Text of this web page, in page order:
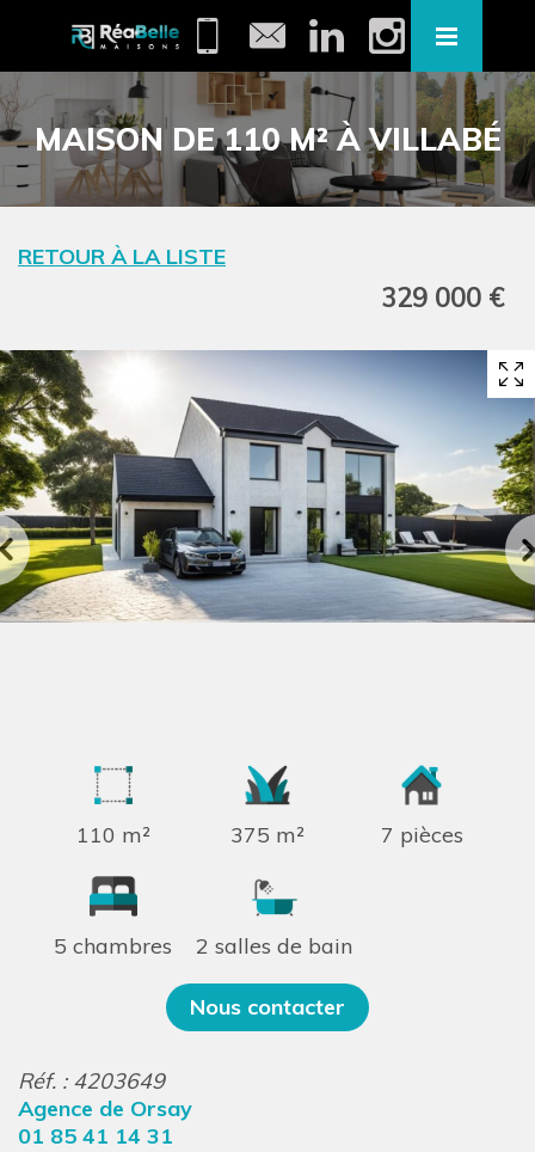
MAISON DE 110 M² À VILLABÉ
RETOUR À LA LISTE
329 000 €
110 m² 375 m² 7 pièces
5 chambres 2 salles de bain
Nous contacter
Réf. : 4203649
Agence de Orsay
01 85 41 14 31